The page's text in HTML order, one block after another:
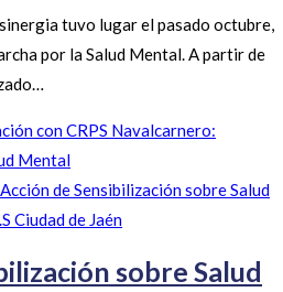
tuvo lugar el pasado octubre,
por la Salud Mental. A partir de
con CRPS Navalcarnero:
Mental
sobre Salud